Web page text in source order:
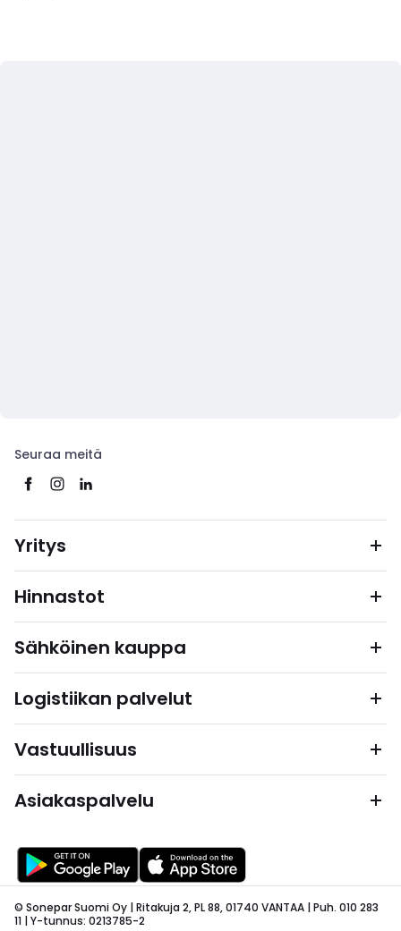
Seuraa meitä
Yritys
Hinnastot
Sähköinen kauppa
Logistiikan palvelut
Vastuullisuus
Asiakaspalvelu
© Sonepar Suomi Oy | Ritakuja 2, PL 88, 01740 VANTAA | Puh. 010 283
11 | Y-tunnus: 0213785-2